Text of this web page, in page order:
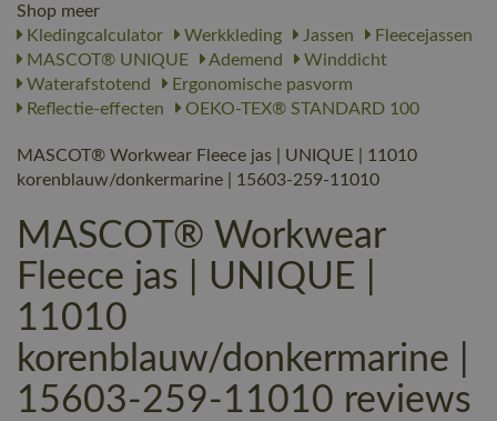
Shop meer
Kledingcalculator
Werkkleding Jassen
Fleecejassen
MASCOT® UNIQUE
Ademend
Winddicht
Waterafstotend
Ergonomische pasvorm
Reflectie-effecten
OEKO-TEX® STANDARD 100
MASCOT® Workwear Fleece jas | UNIQUE | 11010
korenblauw/donkermarine | 15603-259-11010
MASCOT® Workwear
Fleece jas | UNIQUE |
11010
korenblauw/donkermarine |
15603-259-11010 reviews